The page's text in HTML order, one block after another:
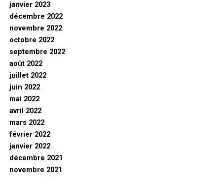
janvier 2023
décembre 2022
novembre 2022
octobre 2022
septembre 2022
août 2022
juillet 2022
juin 2022
mai 2022
avril 2022
mars 2022
février 2022
janvier 2022
décembre 2021
novembre 2021